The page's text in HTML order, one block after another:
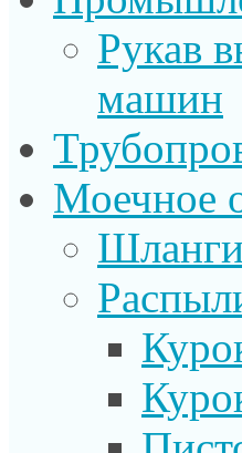
Рукав
машин
Моечное